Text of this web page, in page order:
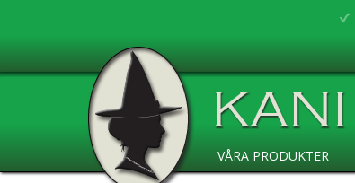
VÅRA PRODUKTER